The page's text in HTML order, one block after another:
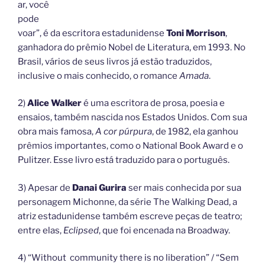
ar, você
pode
voar”, é da escritora estadunidense Toni Morrison,
ganhadora do prêmio Nobel de Literatura, em 1993. No
Brasil, vários de seus livros já estão traduzidos,
inclusive o mais conhecido, o romance Amada.
2)Alice Walkeré uma escritora de prosa, poesia e
ensaios, também nascida nos Estados Unidos. Com sua
obra mais famosa,A cor púrpura, de 1982, ela ganhou
prêmios importantes, como o National Book Award e o
Pulitzer. Esse livro está traduzido para o português.
3) Apesar de Danai Gurira ser mais conhecida por sua
personagem Michonne, da série The Walking Dead, a
atriz estadunidense também escreve peças de teatro;
entre elas, Eclipsed, que foi encenada na Broadway.
4) “Without community there is no liberation” / “Sem